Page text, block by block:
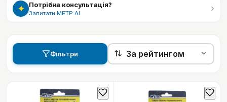
✦ Потрібна консультація?
Запитати МЕТР АІ ›
Фільтри